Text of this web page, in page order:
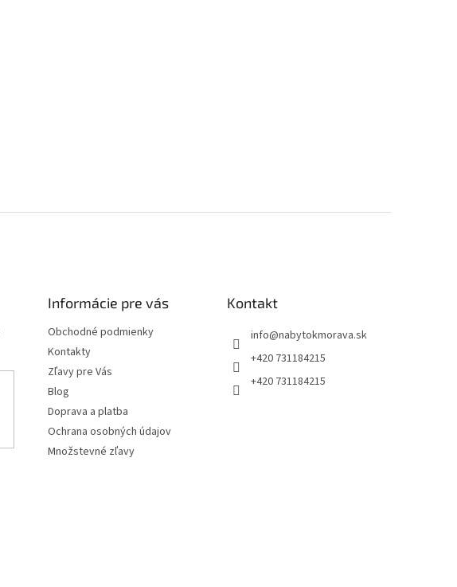
Informácie pre vás
Obchodné podmienky
Kontakty
Zľavy pre Vás
Blog
Doprava a platba
Ochrana osobných údajov
Množstevné zľavy
Kontakt
info@nabytokmorava.sk
+420 731184215
+420 731184215